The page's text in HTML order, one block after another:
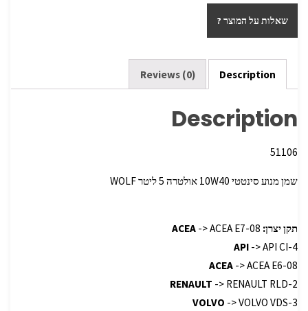
b
o
o
k
tt
er
ar
e
שאלות על המוצר ?
Description
Reviews (0)
Description
51106
שמן מנוע ‏‏סינטטי 10W40 אולטרה 5 ליטר WOLF
תקן יצרן: ACEA-> ACEA E7-08
API-> API CI-4
ACEA-> ACEA E6-08
RENAULT -> RENAULT RLD-2
VOLVO -> VOLVO VDS-3